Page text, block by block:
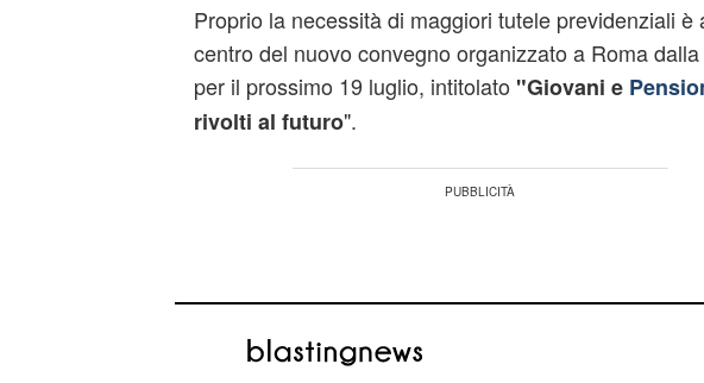
Proprio la necessità di maggiori tutele previdenziali è
centro del nuovo convegno organizzato a Roma
per il prossimo 19 luglio, intitolato "Giovani e
rivolti al futuro".